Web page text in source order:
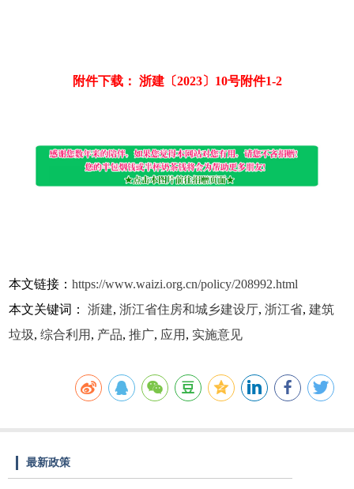
附件下载： 浙建〔2023〕10号附件1-2
本文链接：https://www.waizi.org.cn/policy/208992.html
本文关键词：浙建,浙江省住房和城乡建设厅,浙江省,建筑
垃圾,综合利用 , 产品,推广, 应用 , 实施意见
最新政策